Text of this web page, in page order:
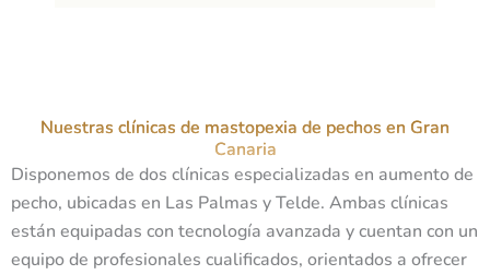
Nuestras clínicas de mastopexia de pechos en Gran
Canaria
Disponemos de dos clínicas especializadas en aumento de
pecho, ubicadas en Las Palmas y Telde. Ambas clínicas
están equipadas con tecnología avanzada y cuentan con un
equipo de profesionales cualificados, orientados a ofrecer